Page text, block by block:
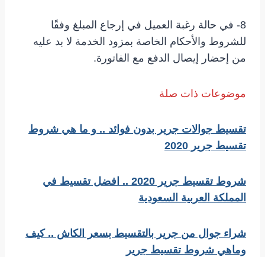
8- في حالة رغبة العميل في إرجاع المبلغ وفقًا
للشروط والأحكام الخاصة بمزود الخدمة لا بد عليه
من إحضار إيصال الدفع مع الفاتورة.
موضوعات ذات صلة
تقسيط جوالات جرير بدون فوائد .. و ما هي شروط
تقسيط جرير 2020
شروط تقسيط جرير 2020 .. افضل تقسيط في
المملكة العربية السعودية
شراء جوال من جرير بالتقسيط بسعر الكاش .. كيف
وماهي شروط تقسيط جرير